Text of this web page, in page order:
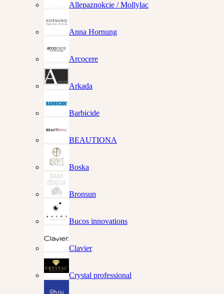
Allepaznokcie / Mollylac
Anna Hornung
Arcocere
Arkada
Barbicide
BEAUTIONA
Boska
Bronsun
Bucos innovations
Clavier
Crystal professional